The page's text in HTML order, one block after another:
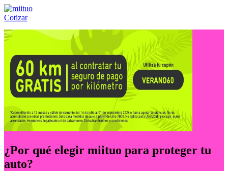
Cotizar
Llámanos al:(55) 84-21-05-00 ó
¿Por qué elegir miituo para proteger tu
auto?